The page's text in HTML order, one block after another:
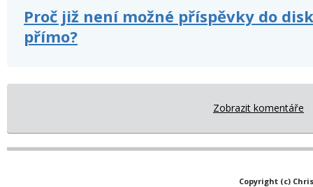
Proč již není možné příspěvky do
přímo?
Zobrazit komentáře
Copyright (c)